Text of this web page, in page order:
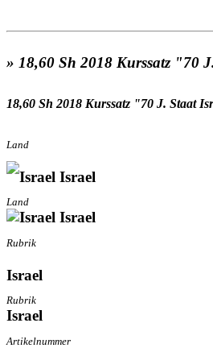
» 18,60 Sh 2018 Kurssatz "70
18,60 Sh 2018 Kurssatz "70 J. Staat
Land
Israel
Land
Israel
Rubrik
Israel
Rubrik
Israel
Artikelnummer